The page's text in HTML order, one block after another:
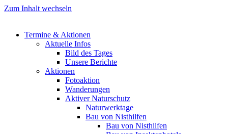
Zum Inhalt wechseln
Termine & Aktionen
Aktuelle Infos
Bild des Tages
Unsere Berichte
Aktionen
Fotoaktion
Wanderungen
Aktiver Naturschutz
Naturwerktage
Bau von Nisthilfen
Bau von Nisthilfen